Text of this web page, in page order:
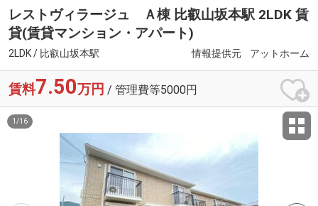
レストヴィラージュ Ａ棟 比叡山坂本駅 2LDK 賃
貸(賃貸マンション・アパート)
2LDK / 比叡山坂本駅 情報提供元 アットホーム
賃料7.50万円 / 管理費等5000円
1 /16